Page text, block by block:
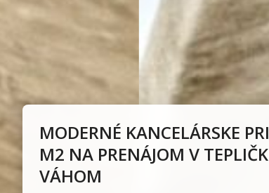
MODERNÉ KANCELÁRSKE
M2 NA PRENÁJOM V
VÁHOM